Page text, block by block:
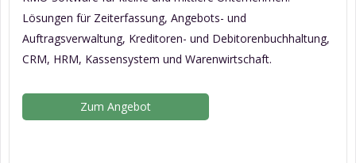
Lösungen für Zeiterfassung, Angebots- und
Auftragsverwaltung, Kreditoren- und Debitorenbuchhaltung,
CRM, HRM, Kassensystem und Warenwirtschaft.
Zum Angebot